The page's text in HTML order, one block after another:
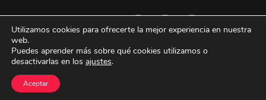
SIGUENOS:
© 2026 Film in Granada. Algunos derechos reservados.
Política de Privacidad
Utilizamos cookies para ofrecerte la mejor experiencia en nuestra
web.
Puedes aprender más sobre qué cookies utilizamos o
desactivarlas en los ajustes.
Aceptar